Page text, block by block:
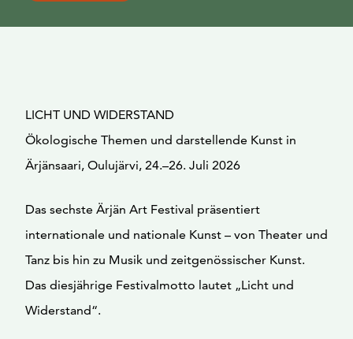
LICHT UND WIDERSTAND
Ökologische Themen und darstellende Kunst in
Ärjänsaari, Oulujärvi, 24.–26. Juli 2026
Das sechste Ärjän Art Festival präsentiert
internationale und nationale Kunst – von Theater und
Tanz bis hin zu Musik und zeitgenössischer Kunst.
Das diesjährige Festivalmotto lautet „Licht und
Widerstand“.